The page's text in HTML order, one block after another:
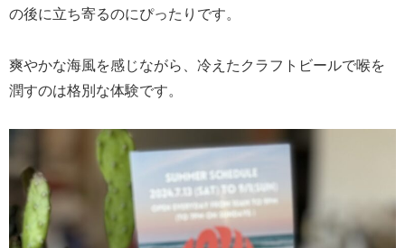
の後に立ち寄るのにぴったりです。
爽やかな海風を感じながら、冷えたクラフトビールで喉を
潤すのは格別な体験です。